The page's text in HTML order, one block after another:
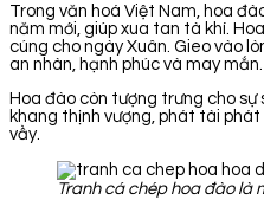
Trong văn hoá Việt Nam, hoa
năm mới, giúp xua tan tà khí.
cúng cho ngày Xuân. Gieo vào
an nhàn, hạnh phúc và may mắn.
Hoa đào còn tượng trưng cho sự
khang thịnh vượng, phát tài
vầy.
Tranh cá chép hoa đào là